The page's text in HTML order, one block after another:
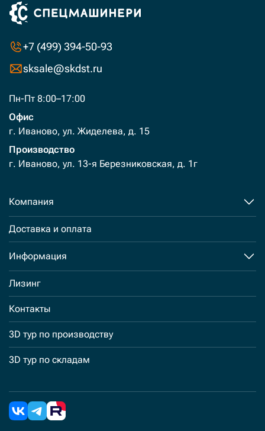
+7 (499) 394-50-93
sksale@skdst.ru
Пн-Пт 8:00–17:00
Офис
г. Иваново, ул. Жиделева, д. 15
Производство
г. Иваново, ул. 13-я Березниковская, д. 1г
Компания
Доставка и оплата
Информация
Лизинг
Контакты
3D тур по производству
3D тур по складам